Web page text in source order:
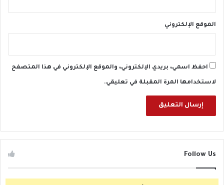
الموقع الإلكتروني
احفظ اسمي، بريدي الإلكتروني، والموقع الإلكتروني في هذا المتصفح
لاستخدامها المرة المقبلة في تعليقي.
Follow Us